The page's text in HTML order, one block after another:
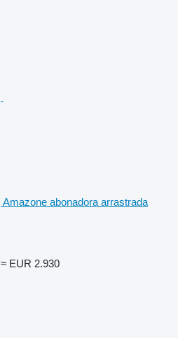
Amazone abonadora arrastrada
≈ EUR 2.930